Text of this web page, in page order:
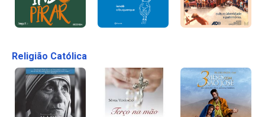
Religião Católica